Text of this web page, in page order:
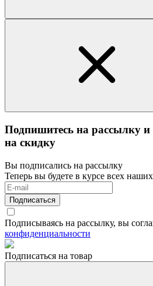
Подпишитесь на рассылку и
на скидку
Вы подписались на рассылку
Теперь вы будете в курсе всех
Подписаться
Подписываясь на рассылку, вы
конфиденциальности
Подписаться на товар